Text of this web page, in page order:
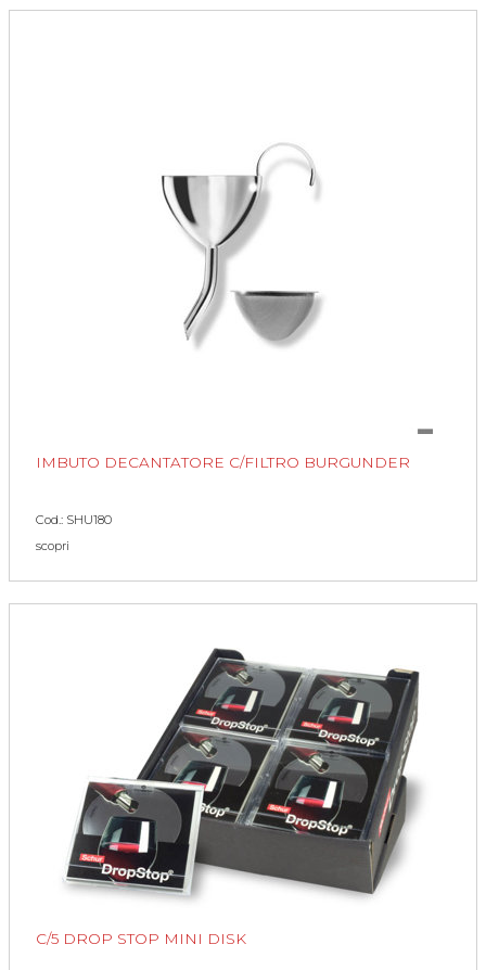
IMBUTO DECANTATORE C/FILTRO BURGUNDER
Cod.: SHU180
scopri
C/5 DROP STOP MINI DISK